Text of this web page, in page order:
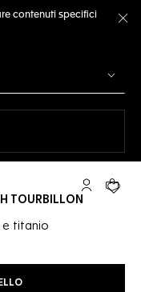
contenuti specifici
L'account
Il tuo
TOURBILLON
e titanio